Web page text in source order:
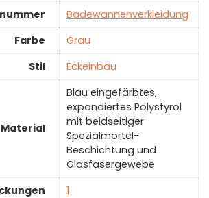
‎Badewannenverkleidung
Farbe
‎Grau
Stil
‎Eckeinbau
Material
‎Blau eingefärbtes,
expandiertes Polystyrol
mit beidseitiger
Spezialmörtel-
Beschichtung und
Glasfasergewebe
‎1